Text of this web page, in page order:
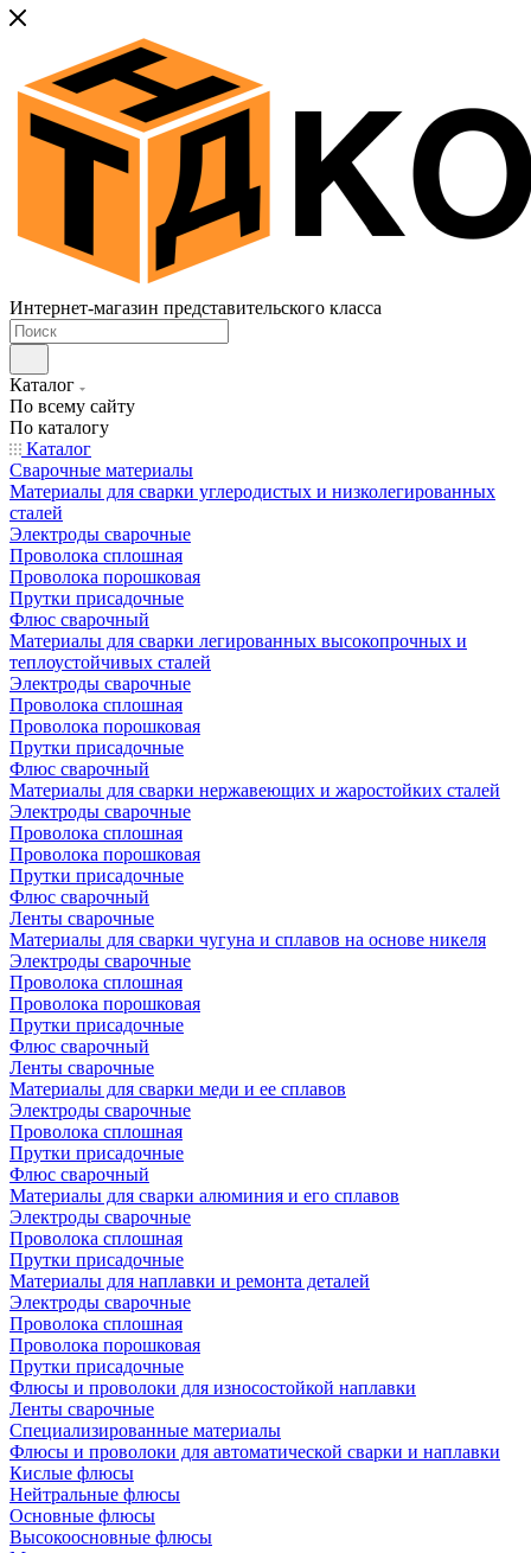
Интернет-магазин представительского класса
Каталог
По всему сайту
По каталогу
Каталог
Сварочные материалы
Материалы для сварки углеродистых и низколегированных
сталей
Электроды сварочные
Проволока сплошная
Проволока порошковая
Прутки присадочные
Флюс сварочный
Материалы для сварки легированных высокопрочных и
теплоустойчивых сталей
Электроды сварочные
Проволока сплошная
Проволока порошковая
Прутки присадочные
Флюс сварочный
Материалы для сварки нержавеющих и жаростойких сталей
Электроды сварочные
Проволока сплошная
Проволока порошковая
Прутки присадочные
Флюс сварочный
Ленты сварочные
Материалы для сварки чугуна и сплавов на основе никеля
Электроды сварочные
Проволока сплошная
Проволока порошковая
Прутки присадочные
Флюс сварочный
Ленты сварочные
Материалы для сварки меди и ее сплавов
Электроды сварочные
Проволока сплошная
Прутки присадочные
Флюс сварочный
Материалы для сварки алюминия и его сплавов
Электроды сварочные
Проволока сплошная
Прутки присадочные
Материалы для наплавки и ремонта деталей
Электроды сварочные
Проволока сплошная
Проволока порошковая
Прутки присадочные
Флюсы и проволоки для износостойкой наплавки
Ленты сварочные
Специализированные материалы
Флюсы и проволоки для автоматической сварки и наплавки
Кислые флюсы
Нейтральные флюсы
Основные флюсы
Высокоосновные флюсы